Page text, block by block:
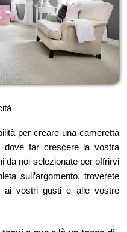
per creare una cameretta
dove far crescere la vostra
da noi selezionate per offrirvi
sull’argomento, troverete
ai vostri gusti e alle vostre